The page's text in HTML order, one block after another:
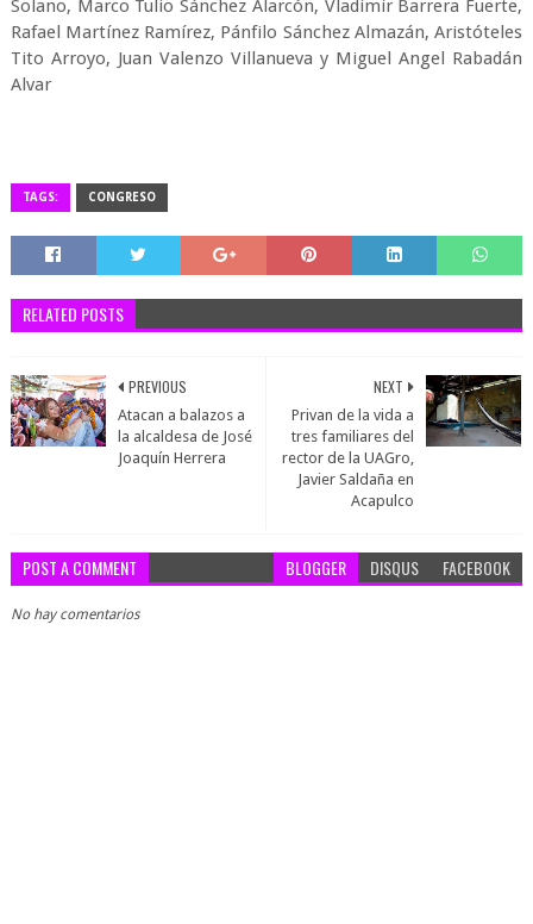
Solano, Marco Tulio Sánchez Alarcón, Vladimir Barrera Fuerte,
Rafael Martínez Ramírez, Pánfilo Sánchez Almazán, Aristóteles
Tito Arroyo, Juan Valenzo Villanueva y Miguel Angel Rabadán
Alvar
TAGS: CONGRESO
RELATED POSTS
NEXT
Privan de la vida a
tres familiares del
rector de la UAGro,
Javier Saldaña en
Acapulco
PREVIOUS
Atacan a balazos a
la alcaldesa de José
Joaquín Herrera
POST A COMMENT BLOGGER DISQUS FACEBOOK
No hay comentarios